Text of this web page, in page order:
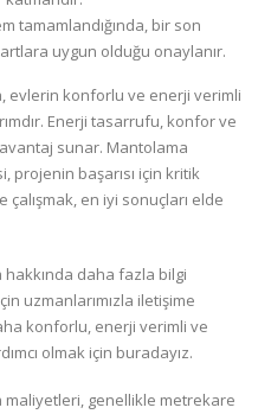
tamamlandığında, bir son
uygun olduğu onaylanır.
evlerin konforlu ve enerji verimli
Enerji tasarrufu, konfor ve
sunar. Mantolama
projenin başarısı için kritik
en iyi sonuçları elde
hakkında daha fazla bilgi
uzmanlarımızla iletişime
konforlu, enerji verimli ve
olmak için buradayız.
maliyetleri, genellikle metrekare